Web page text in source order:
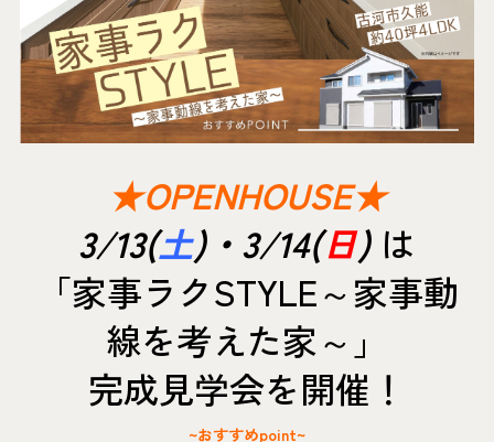
★OPENHOUSE★
3/13(土)・3/14(日)は
「家事ラクSTYLE～家事動
線を考えた家～」
完成見学会を開催！
~おすすめpoint~